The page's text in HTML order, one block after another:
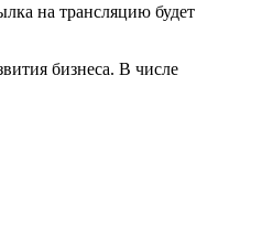
на трансляцию будет
бизнеса. В числе